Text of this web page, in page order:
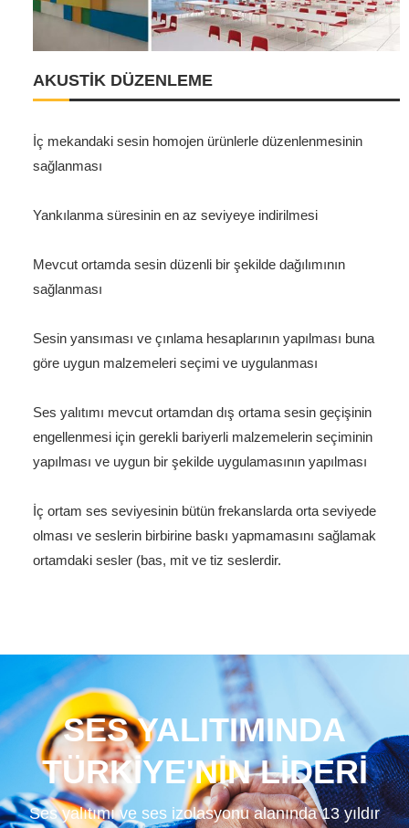
AKUSTİK DÜZENLEME
İç mekandaki sesin homojen ürünlerle düzenlenmesinin
sağlanması
Yankılanma süresinin en az seviyeye indirilmesi
Mevcut ortamda sesin düzenli bir şekilde dağılımının
sağlanması
Sesin yansıması ve çınlama hesaplarının yapılması buna
göre uygun malzemeleri seçimi ve uygulanması
Ses yalıtımı mevcut ortamdan dış ortama sesin geçişinin
engellenmesi için gerekli bariyerli malzemelerin seçiminin
yapılması ve uygun bir şekilde uygulamasının yapılması
İç ortam ses seviyesinin bütün frekanslarda orta seviyede
olması ve seslerin birbirine baskı yapmamasını sağlamak
ortamdaki sesler (bas, mit ve tiz seslerdir.
SES YALITIMINDA
TÜRKİYE'NİN LİDERİ
Ses yalıtımı ve ses izolasyonu alanında 13 yıldır